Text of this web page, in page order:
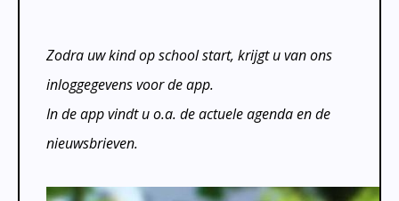
Zodra uw kind op school start, krijgt u van ons
inloggegevens voor de app.
In de app vindt u o.a. de actuele agenda en de
nieuwsbrieven.